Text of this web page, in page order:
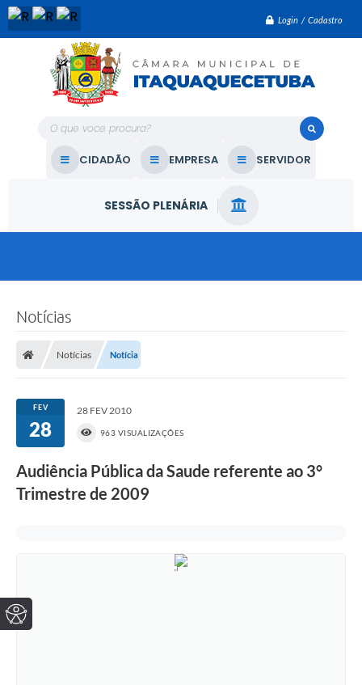
Login / Cadastro
O que voce procura?
CIDADÃO EMPRESA SERVIDOR
SESSÃO PLENÁRIA
Notícias
Notícias Notícia
FEV
28
28 FEV 2010
963 VISUALIZAÇÕES
Audiência Pública da Saude referente ao 3°
Trimestre de 2009